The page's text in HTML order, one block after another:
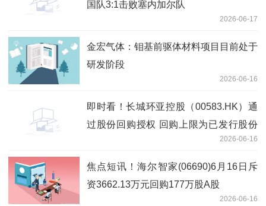
国队3:1击败塞内加尔队
2026-06-17
金宏气体：钼基前驱体材料项目目前处于
研发阶段
2026-06-16
即时看！长城环亚控股（00583.HK）通
过股份回购授权 回购上限为已发行股份
2026-06-16
焦点短讯！海尔智家(06690)6月16日斥
资3662.13万元回购177万股A股
2026-06-16